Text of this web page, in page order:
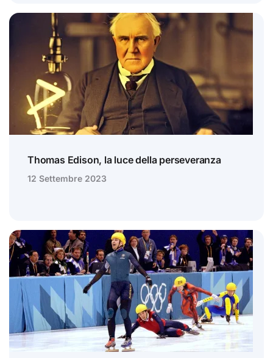
Thomas Edison, la luce della perseveranza
12 Settembre 2023